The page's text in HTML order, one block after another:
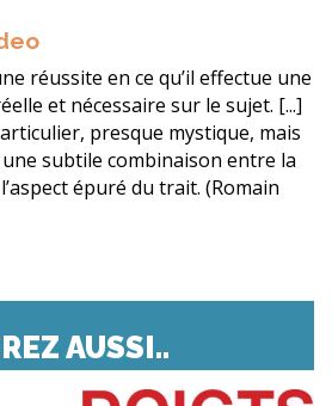
réussite en ce qu’il effectue une
et nécessaire sur le sujet. [...]
presque mystique, mais
subtile combinaison entre la
épuré du trait. (Romain
AUSSI..